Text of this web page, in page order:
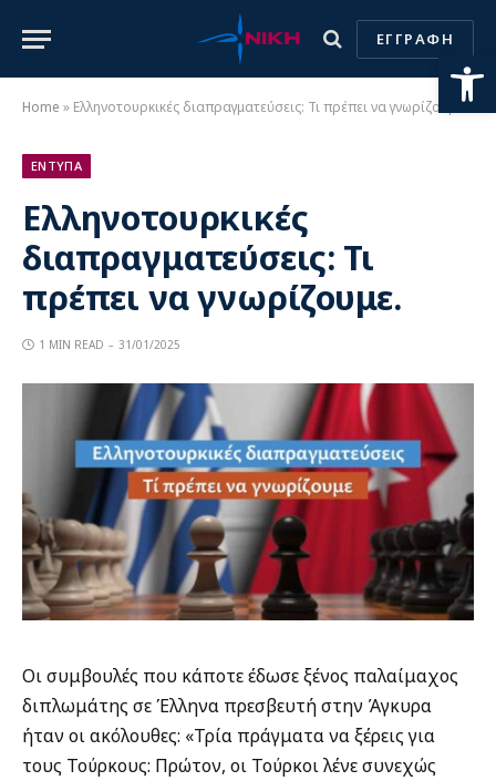
ΕΓΓΡΑΦΗ
Home » Ελληνοτουρκικές διαπραγματεύσεις: Τι πρέπει να γνωρίζουμε.
ΕΝΤΥΠΑ
Ελληνοτουρκικές
διαπραγματεύσεις: Τι
πρέπει να γνωρίζουμε.
1 MIN READ 31/01/2025
Οι συμβουλές που κάποτε έδωσε ξένος παλαίμαχος
διπλωμάτης σε Έλληνα πρεσβευτή στην Άγκυρα
ήταν οι ακόλουθες: «Τρία πράγματα να ξέρεις για
τους Τούρκους: Πρώτον, οι Τούρκοι λένε συνεχώς